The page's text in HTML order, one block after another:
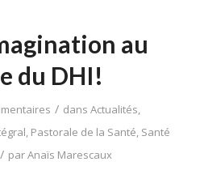
au
du DHI!
/ dansActualités,
, Pastorale de la Santé, Santé
/ parAnaïs Marescaux